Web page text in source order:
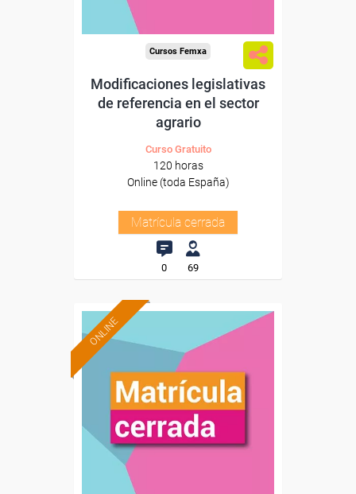
Cursos Femxa
Modificaciones legislativas
de referencia en el sector
agrario
Curso Gratuito
120 horas
Online (toda España)
Matrícula cerrada
0 69
ONLINE